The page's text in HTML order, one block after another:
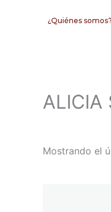
¿Quiénes somos?
ALICIA
Mostrando el